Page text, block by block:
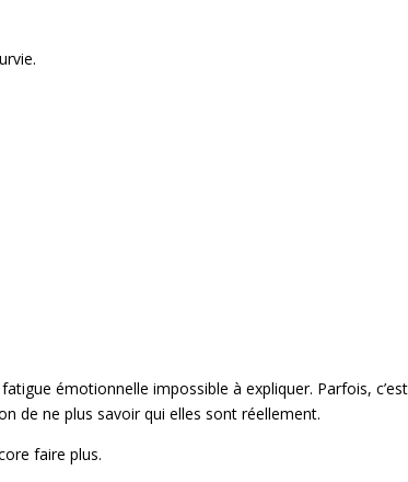
émotionnelle impossible à expliquer. Parfois,
de ne plus savoir qui elles sont réellement.
faire plus.